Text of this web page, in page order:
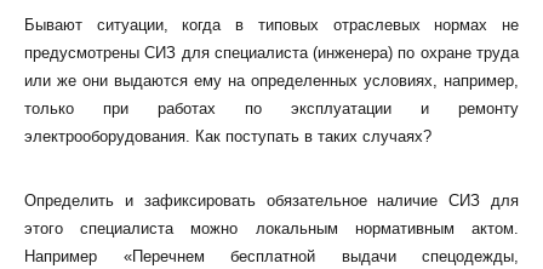
Бывают ситуации, когда в типовых отраслевых нормах не
предусмотрены СИЗ для специалиста (инженера) по охране труда
или же они выдаются ему на определенных условиях, например,
только при работах по эксплуатации и ремонту
электрооборудования. Как поступать в таких случаях?
Определить и зафиксировать обязательное наличие СИЗ для
этого специалиста можно локальным нормативным актом.
Например «Перечнем бесплатной выдачи спецодежды,